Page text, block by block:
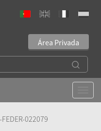
Área Privada
022079